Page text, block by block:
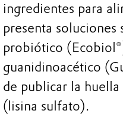
ingredientes para
presenta soluciones
probiótico
guanidinoacético
de publicar la
(lisina sulfato).